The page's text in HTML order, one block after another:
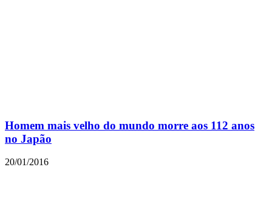
Homem mais velho do mundo morre aos 112 anos
no Japão
20/01/2016